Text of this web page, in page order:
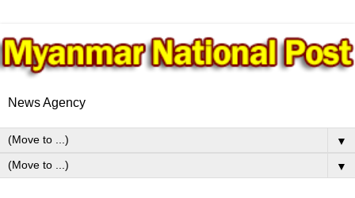
News Agency
▼
▼